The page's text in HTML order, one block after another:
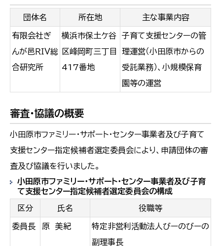
団体名 所在地 主な事業内容
有限会社ぎ
んが邑ＲＩＶ総
合研究所
横浜市保土ケ谷
区峰岡町三丁目
417番地
子育て支援センターの管
理運営（小田原市からの
受託業務）、小規模保育
園等の運営
審査・協議の概要
小田原市ファミリー・サポート・センター事業者及び子育て
支援センター指定候補者選定委員会により、申請団体の審
査及び協議を行いました。
小田原市ファミリー・サポート・センター事業者及び子育
て支援センター指定候補者選定委員会の構成
区分 氏名 役職等
委員長 原 美紀
特定非営利活動法人びーのびーの
副理事長